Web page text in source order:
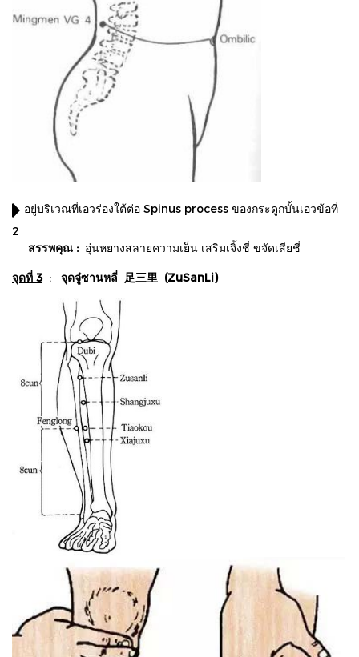
อยู่บริเวณที่เอวร่องใต้ต่อ Spinus process ของกระดูกบั้นเอวข้อที่
2
สรรพคุณ : อุ่นหยางสลายความเย็น เสริมเจิ้งชี่ ขจัดเสียชี่
จุดที่ 3: จุดจู๋ซานหลี่ 足三里 (ZuSanLi)